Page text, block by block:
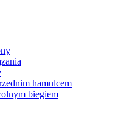
hamulcem
biegiem